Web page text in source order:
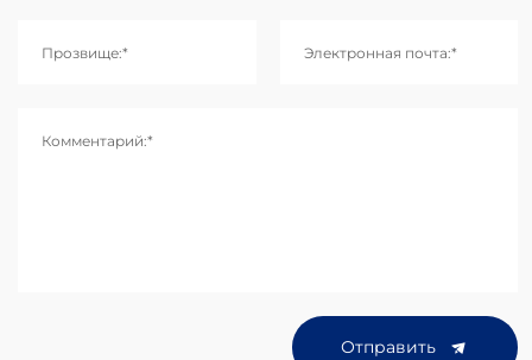
Прозвище:* Электронная почта:*
Комментарий:*
Отправить